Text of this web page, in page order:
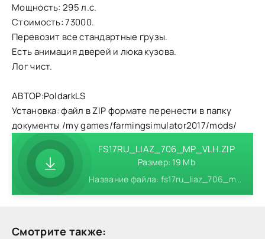
Мощность: 295 л.с.
Стоимость: 73000.
Перевозит все стандартные грузы.
Есть анимация дверей и люка кузова.
Лог чист.
АВТОР:PoldarkLS
Установка: файл в ZIP формате перенести в папку
документы /my games/farmingsimulator2017/mods/
FS17RU_LIAZ_706_MP_VLH.ZIP
Размер: 19 Mb
Название файла: fs17ru_liaz_706_mp_vlh.zip
Смотрите также: